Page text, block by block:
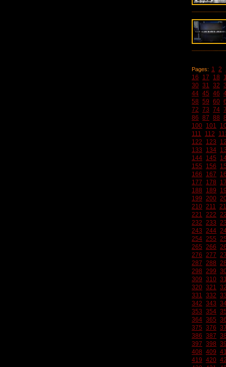
Pages: 1 2
16
17 18
30 31 32
44 45 46
58 59 60
72 73 74
86 87 88
100 101
111
112
122
123
133
134
144 145
155
156
166
167
177
178
188
189
199 200
210 211
221 222
232 233
243 244
254 255
265 266
276 277
287 288
298 299
309 310
320 321
331 332
342 343
353 354
364 365
375 376
386 387
397 398
408 409
419 420